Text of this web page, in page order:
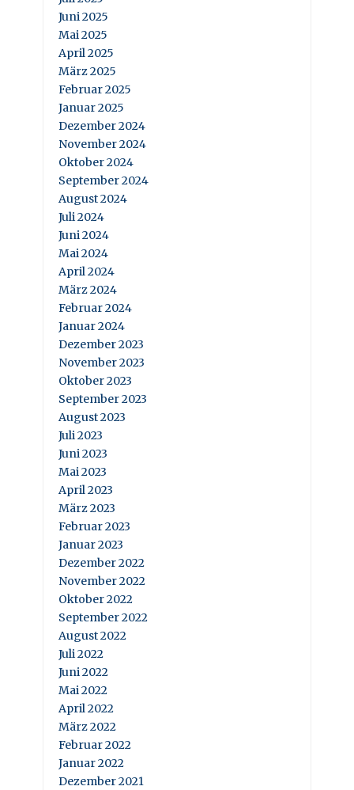
Juni 2025
Mai 2025
April 2025
März 2025
Februar 2025
Januar 2025
Dezember 2024
November 2024
Oktober 2024
September 2024
August 2024
Juli 2024
Juni 2024
Mai 2024
April 2024
März 2024
Februar 2024
Januar 2024
Dezember 2023
November 2023
Oktober 2023
September 2023
August 2023
Juli 2023
Juni 2023
Mai 2023
April 2023
März 2023
Februar 2023
Januar 2023
Dezember 2022
November 2022
Oktober 2022
September 2022
August 2022
Juli 2022
Juni 2022
Mai 2022
April 2022
März 2022
Februar 2022
Januar 2022
Dezember 2021